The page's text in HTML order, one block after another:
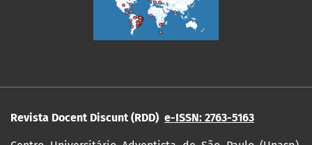
Revista Docent Discunt (RDD) e-ISSN: 2763-5163